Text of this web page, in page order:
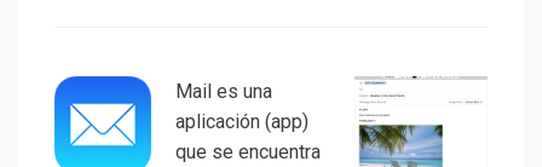
Mail es una
aplicación (app)
que se encuentra